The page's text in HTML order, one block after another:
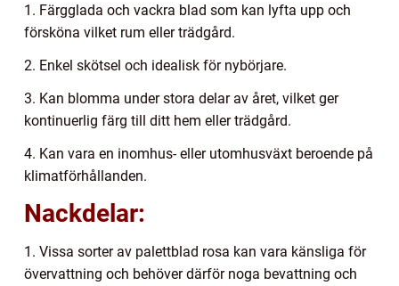
1. Färgglada och vackra blad som kan lyfta upp och
försköna vilket rum eller trädgård.
2. Enkel skötsel och idealisk för nybörjare.
3. Kan blomma under stora delar av året, vilket ger
kontinuerlig färg till ditt hem eller trädgård.
4. Kan vara en inomhus- eller utomhusväxt beroende på
klimatförhållanden.
Nackdelar:
1. Vissa sorter av palettblad rosa kan vara känsliga för
övervattning och behöver därför noga bevattning och